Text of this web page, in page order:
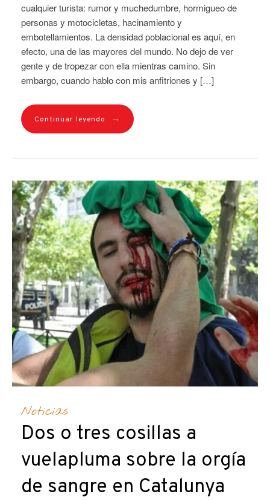
cualquier turista: rumor y muchedumbre, hormigueo de
personas y motocicletas, hacinamiento y
embotellamientos. La densidad poblacional es aquí, en
efecto, una de las mayores del mundo. No dejo de ver
gente y de tropezar con ella mientras camino. Sin
embargo, cuando hablo con mis anfitriones y […]
Continuar leyendo →
Noticias
Dos o tres cosillas a
vuelapluma sobre la orgía
de sangre en Catalunya